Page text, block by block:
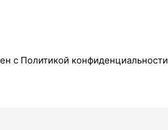
с Политикой конфиденциальности